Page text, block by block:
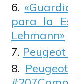
para la
Lehmann»